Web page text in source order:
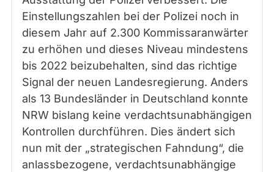
Einstellungszahlen bei der Polizei noch in
diesem Jahr auf 2.300 Kommissaranwärter
zu erhöhen und dieses Niveau mindestens
bis 2022 beizubehalten, sind das richtige
Signal der neuen Landesregierung. Anders
als 13 Bundesländer in Deutschland konnte
NRW bislang keine verdachtsunabhängigen
Kontrollen durchführen. Dies ändert sich
nun mit der „strategischen Fahndung“, die
anlassbezogene, verdachtsunabhängige